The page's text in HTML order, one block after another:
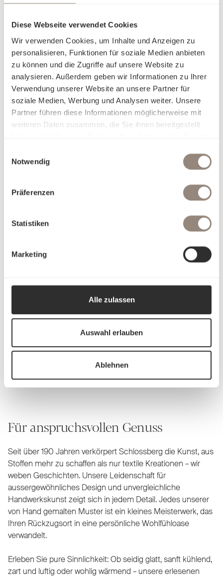
Diese Webseite verwendet Cookies
Wir verwenden Cookies, um Inhalte und Anzeigen zu
personalisieren, Funktionen für soziale Medien anbieten
zu können und die Zugriffe auf unsere Website zu
analysieren. Außerdem geben wir Informationen zu Ihrer
Verwendung unserer Website an unsere Partner für
soziale Medien, Werbung und Analysen weiter. Unsere
Partner führen diese Informationen möglicherweise mit
weiteren Daten zusammen, die Sie ihnen bereitgestellt
Notwendig
Präferenzen
Statistiken
Marketing
Alle zulassen
Auswahl erlauben
Ablehnen
Ressourcen umgehen möchte, findet in Satin Organic eine
schenkt ein angenehm leichtes Schlafgefühl und bewahrt
ihre Weichheit über viele Nächte hinweg. Die sorgfältige
Verarbeitung und die mercerisierte Veredelung verleihen
dem Gewebe einen natürlichen, matten Glanz, der Farben
harmonisch und klar zur Geltung bringt. Satin Organic
verbindet zeitlose Eleganz mit einem bewussten Anspruch
– für alle, die sich in ihrem Zuhause nicht nur wohlfühlen,
sondern auch verantwortungsvoll entscheiden möchten.
soziale Standards
Charakteristische, matt-glänzende Optik
Hypoallergen & besonders hautfreundlich
Schlossberg Bettwäsche
Für anspruchsvollen Genuss
Seit über 190 Jahren verkörpert Schlossberg die Kunst, aus
Stoffen mehr zu schaffen als nur textile Kreationen – wir
weben Geschichten. Unsere Leidenschaft für
aussergewöhnliches Design und unvergleichliche
Handwerkskunst zeigt sich in jedem Detail. Jedes unserer
von Hand gemalten Muster ist ein kleines Meisterwerk, das
Ihren Rückzugsort in eine persönliche Wohlfühloase
verwandelt.
Erleben Sie pure Sinnlichkeit: Ob seidig glatt, sanft kühlend,
zart und luftig oder wohlig wärmend – unsere erlesenen